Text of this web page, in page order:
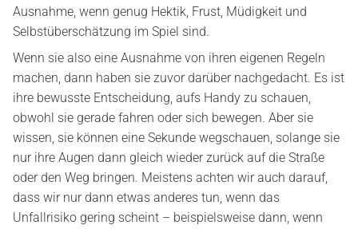
Ausnahme, wenn genug Hektik, Frust, Müdigkeit und
Selbstüberschätzung im Spiel sind.
Wenn sie also eine Ausnahme von ihren eigenen Regeln
machen, dann haben sie zuvor darüber nachgedacht. Es ist
ihre bewusste Entscheidung, aufs Handy zu schauen,
obwohl sie gerade fahren oder sich bewegen. Aber sie
wissen, sie können eine Sekunde wegschauen, solange sie
nur ihre Augen dann gleich wieder zurück auf die Straße
oder den Weg bringen. Meistens achten wir auch darauf,
dass wir nur dann etwas anderes tun, wenn das
Unfallrisiko gering scheint – beispielsweise dann, wenn